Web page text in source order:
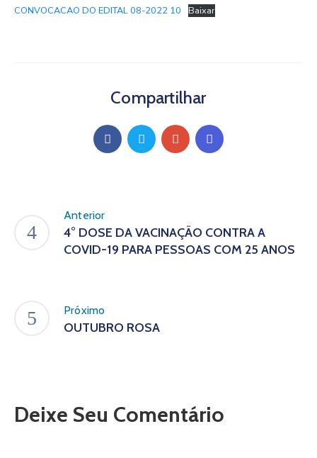
CONVOCACAO DO EDITAL 08-2022 10
Baixar
Compartilhar
Anterior
4° DOSE DA VACINAÇÃO CONTRA A
COVID-19 PARA PESSOAS COM 25 ANOS
Próximo
OUTUBRO ROSA
Deixe Seu Comentário